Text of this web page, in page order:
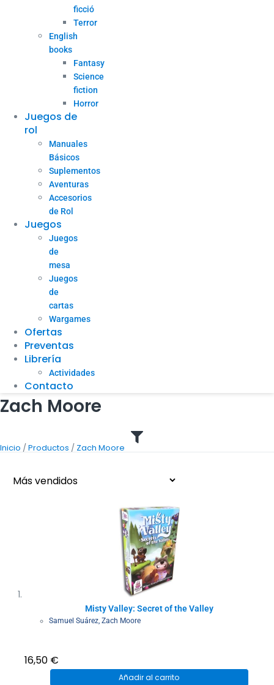
ficció
Terror
English
books
Fantasy
Science
fiction
Horror
Juegos de
rol
Manuales
Básicos
Suplementos
Aventuras
Accesorios
de Rol
Juegos
Juegos
de
mesa
Juegos
de
cartas
Wargames
Ofertas
Preventas
Librería
Actividades
Contacto
Zach Moore
Inicio /Productos / Zach Moore
Misty Valley: Secret of the Valley
Samuel Suárez, Zach Moore
16,50 €
Añadir al carrito